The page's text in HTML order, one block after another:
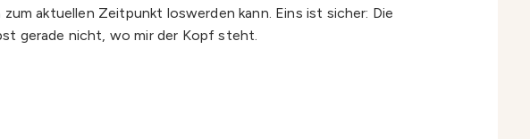
aktuellen Zeitpunkt loswerden kann. Eins ist sicher: Die
gerade nicht, wo mir der Kopf steht.